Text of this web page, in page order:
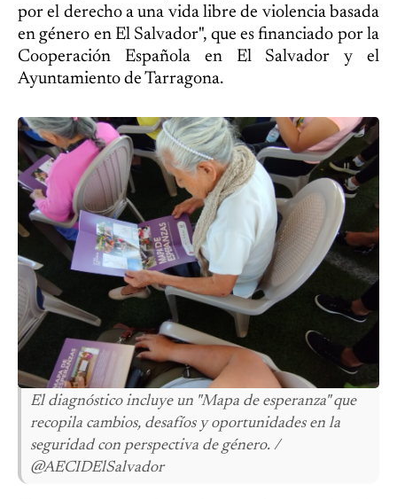
por el derecho a una vida libre de violencia basada
en género en El Salvador", que es financiado por la
Cooperación Española en El Salvador y el
Ayuntamiento de Tarragona.
El diagnóstico incluye un "Mapa de esperanza" que
recopila cambios, desafíos y oportunidades en la
seguridad con perspectiva de género. /
@AECIDElSalvador